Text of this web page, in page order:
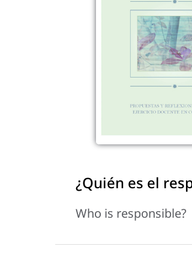
¿Quién es el
Who is responsible?